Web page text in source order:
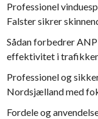
Professionel
Falster sikrer
Sådan forbedrer
effektivitet i
Professionel og
Nordsjælland med
Fordele og